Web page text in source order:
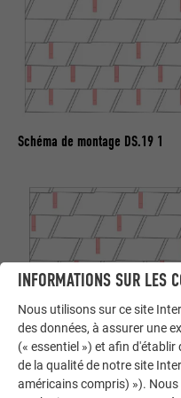
Schéma de montage DS.19 1
INFORMATIONS SUR LES
Nous utilisons sur ce site
des données, à assurer une
(« essentiel ») et afin
de la qualité de notre site
américains compris) »).